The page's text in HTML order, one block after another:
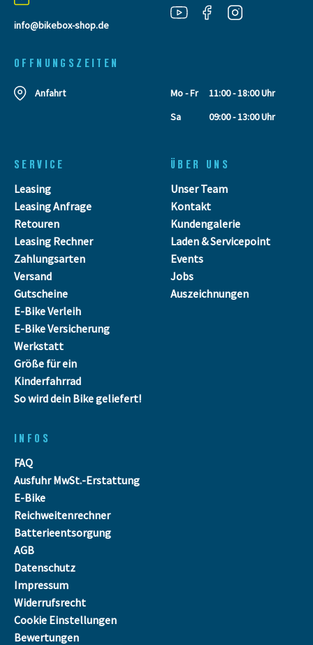
info@bikebox-shop.de
OFFNUNGSZEITEN
Anfahrt Mo - Fr
11:00 - 18:00 Uhr
Sa
09:00 - 13:00 Uhr
SERVICE
Leasing
Leasing Anfrage
Retouren
Leasing Rechner
Zahlungsarten
Versand
Gutscheine
E-Bike Verleih
E-Bike Versicherung
Werkstatt
Größe für ein
Kinderfahrrad
So wird dein Bike geliefert!
ÜBER UNS
Unser Team
Kontakt
Kundengalerie
Laden & Servicepoint
Events
Jobs
Auszeichnungen
INFOS
FAQ
Ausfuhr MwSt.-Erstattung
E-Bike
Reichweitenrechner
Batterieentsorgung
AGB
Datenschutz
Impressum
Widerrufsrecht
Cookie Einstellungen
Bewertungen